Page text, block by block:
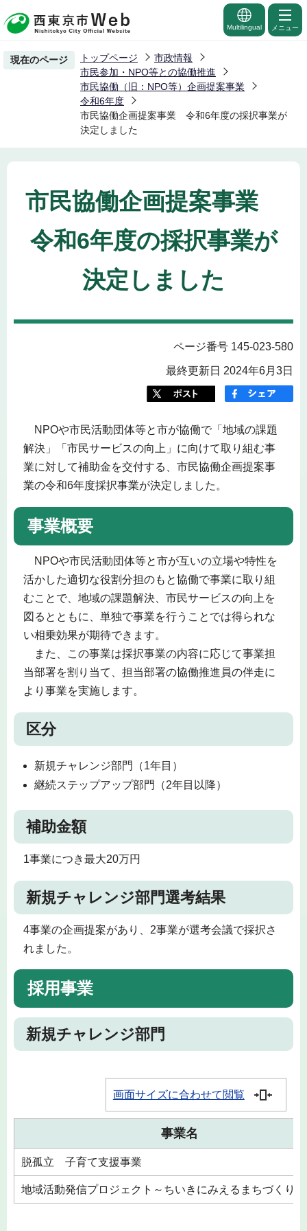
の
ー
Multilingual メニュー
現在のページ トップページ
市政情報
市民参加・NPO等との協働推進
市民協働（旧：NPO等）企画提案事業
令和6年度
市民協働企画提案事業 令和6年度の採択事業が
決定しました
市民協働企画提案事業
令和6年度の採択事業が
決定しました
ページ番号 145-023-580
最終更新日 2024年6月3日
NPOや市民活動団体等と市が協働で「地域の課題
解決」「市民サービスの向上」に向けて取り組む事
業に対して補助金を交付する、市民協働企画提案事
業の令和6年度採択事業が決定しました。
事業概要
NPOや市民活動団体等と市が互いの立場や特性を
活かした適切な役割分担のもと協働で事業に取り組
むことで、地域の課題解決、市民サービスの向上を
図るとともに、単独で事業を行うことでは得られな
い相乗効果が期待できます。
また、この事業は採択事業の内容に応じて事業担
当部署を割り当て、担当部署の協働推進員の伴走に
より事業を実施します。
区分
新規チャレンジ部門（1年目）
継続ステップアップ部門（2年目以降）
補助金額
1事業につき最大20万円
新規チャレンジ部門選考結果
4事業の企画提案があり、2事業が選考会議で採択さ
れました。
採用事業
新規チャレンジ部門
画面サイズに合わせて閲覧
事業名
脱孤立 子育て支援事業
地域活動発信プロジェクト～ちいきにみえるまちづくり～